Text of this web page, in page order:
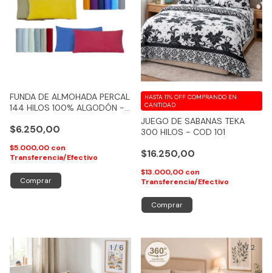
FUNDA DE ALMOHADA PERCAL
144 HILOS 100% ALGODÓN -
$6.250,00
$5.000,00 con
Transferencia/Efectivo
Comprar
JUEGO DE SABANAS TEKA
300 HILOS - COD 101
$16.250,00
HASTA 11% OFF COMPRANDO EN
CANTIDAD
$13.000,00 con
Transferencia/Efectivo
Comprar
1/6 1/2